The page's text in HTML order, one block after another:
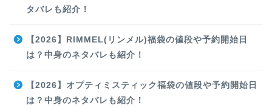
タバレも紹介！
【2026】RIMMEL(リンメル)福袋の値段や予約開始日
は？中身のネタバレも紹介！
【2026】オプティミスティック福袋の値段や予約開始日
は？中身のネタバレも紹介！